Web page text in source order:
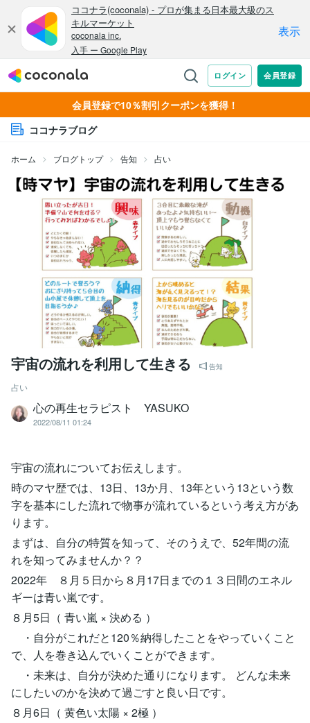
会員登録で10％割引クーポンを獲得！
ココナラブログ
ホーム ブログトップ 告知 占い
宇宙の流れを利用して生きる 告知
占い
心の再生セラピスト YASUKO
2022/08/11 01:24
宇宙の流れについてお伝えします。
時のマヤ歴では、13日、13か月、13年という13という数
字を基本にした流れで物事が流れているという考え方があ
ります。
まずは、自分の特質を知って、そのうえで、52年間の流
れを知ってみませんか？？
2022年 ８月５日から８月17日までの１３日間のエネル
ギーは青い嵐です。
８月5日（ 青い嵐 × 決める ）
・自分がこれだと120％納得したことをやっていくこと
で、人を巻き込んでいくことができます。
・未来は、自分が決めた通りになります。 どんな未来
にしたいのかを決めて過ごすと良い日です。
８月6日（ 黄色い太陽 × 2極 ）